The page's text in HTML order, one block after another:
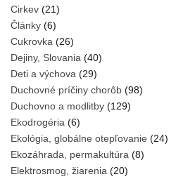
Cirkev (21)
Články (6)
Cukrovka (26)
Dejiny, Slovania (40)
Deti a výchova (29)
Duchovné príčiny chorôb (98)
Duchovno a modlitby (129)
Ekodrogéria (6)
Ekológia, globálne otepľovanie (24)
Ekozáhrada, permakultúra (8)
Elektrosmog, žiarenia (20)